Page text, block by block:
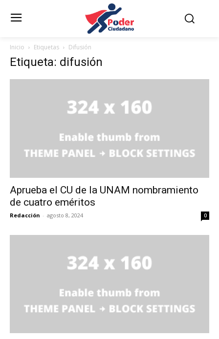
Inicio Etiquetas Difusión
Etiqueta: difusión
Aprueba el CU de la UNAM nombramiento
de cuatro eméritos
Redacción - agosto 8, 2024 0